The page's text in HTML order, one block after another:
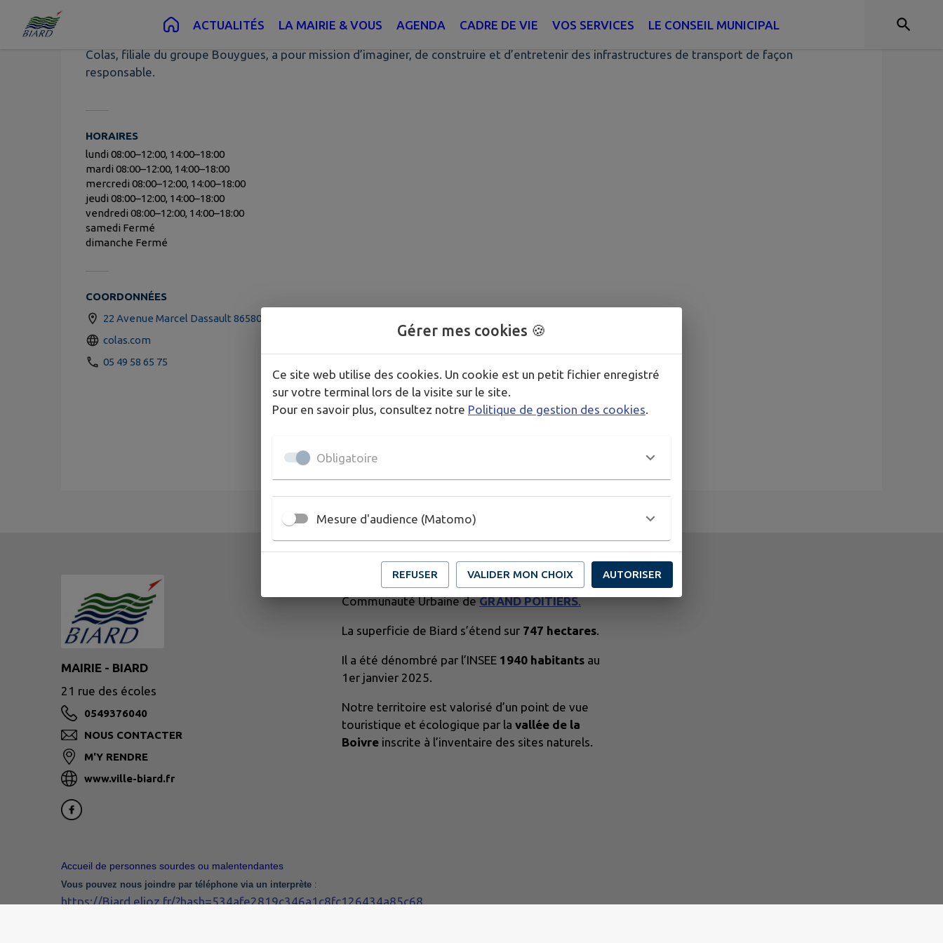
Contenu Recherche Pied de page
ACTUALITÉS LA MAIRIE & VOUS AGENDA CADRE DE VIE VOS SERVICES LE CONSEIL MUNICIPAL
COLAS
Colas, filiale du groupe Bouygues, a pour mission d’imaginer, de construire et d’entretenir des infrastructures de transport de façon
responsable.
HORAIRES
lundi 08:00–12:00, 14:00–18:00
mardi 08:00–12:00, 14:00–18:00
mercredi 08:00–12:00, 14:00–18:00
jeudi 08:00–12:00, 14:00–18:00
vendredi 08:00–12:00, 14:00–18:00
samedi Fermé
dimanche Fermé
COORDONNÉES
22 Avenue Marcel Dassault 86580 BIARD
colas.com
05 49 58 65 75
MAIRIE - BIARD
21 rue des écoles
0549376040
NOUS CONTACTER
M'Y RENDRE
www.ville-biard.fr
est l’une des 40 communes de la
Communauté Urbaine deGRAND POITIERS.
La superficie de Biard s’étend sur 747 hectares.
Il a été dénombré par l’INSEE 1940 habitants au
1er janvier 2025.
Notre territoire est valorisé d’un point de vue
touristique et écologique par la vallée de la
Boivre inscrite à l’inventaire des sites naturels.
Accueil de personnes sourdes ou malentendantes
Vous pouvez nous joindre par téléphone via un interprète :
https://Biard.elioz.fr/?hash=534afe2819c346a1c8fc126434a85c68
Gérer mes cookies 🍪
Ce site web utilise des cookies. Un cookie est un petit fichier enregistré
sur votre terminal lors de la visite sur le site.
Pour en savoir plus, consultez notre Politique de gestion des cookies.
Obligatoire
Mesure d'audience (Matomo)
REFUSER VALIDER MON CHOIX AUTORISER